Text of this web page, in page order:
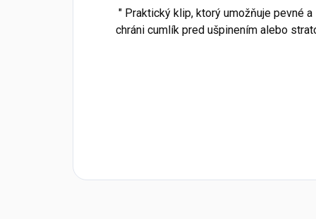
" Praktický klip, ktorý umožňuje pevné
chráni cumlík pred ušpinením alebo